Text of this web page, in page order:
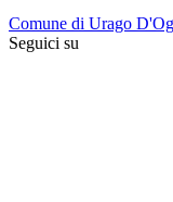
Comune di Urago
Seguici su